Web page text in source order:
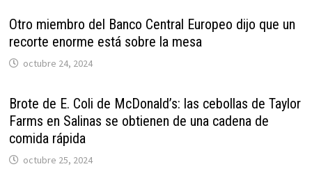
Otro miembro del Banco Central Europeo dijo que un
recorte enorme está sobre la mesa
octubre 24, 2024
Brote de E. Coli de McDonald’s: las cebollas de Taylor
Farms en Salinas se obtienen de una cadena de
comida rápida
octubre 25, 2024